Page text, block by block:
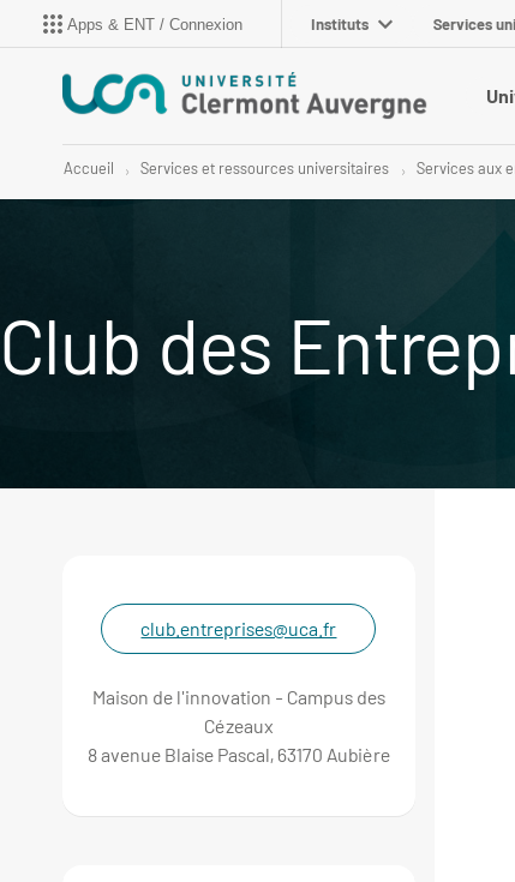
Apps & ENT / Connexion Instituts Services
Accueil Services et ressources universitaires Services aux
Club des
club.entreprises@uca.fr
Maison de l'innovation - Campus des
Cézeaux
8 avenue Blaise Pascal, 63170 Aubière